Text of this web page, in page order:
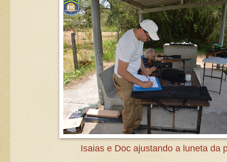
Isaias e Doc ajustando a luneta da